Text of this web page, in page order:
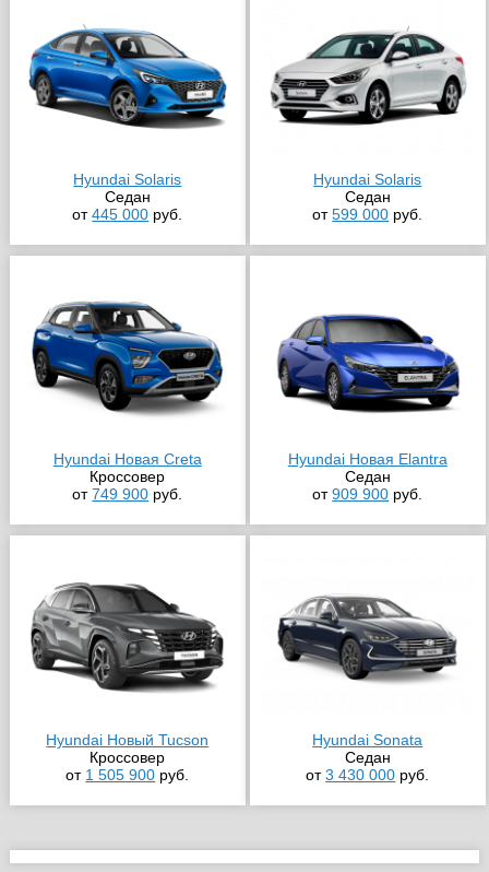
Hyundai Solaris
Седан
от445 000 руб.
Hyundai Solaris
Седан
от599 000 руб.
Hyundai Новая Creta
Кроссовер
от749 900 руб.
Hyundai Новая Elantra
Седан
от909 900 руб.
Hyundai Новый Tucson
Кроссовер
от 1 505 900 руб.
Hyundai Sonata
Седан
от3 430 000 руб.